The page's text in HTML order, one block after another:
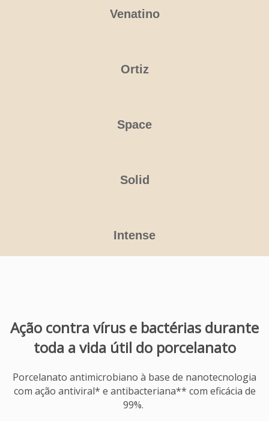
Venatino
Ortiz
Space
Solid
Intense
Ação contra vírus e bactérias durante
toda a vida útil do porcelanato
Porcelanato antimicrobiano à base de nanotecnologia
com ação antiviral* e antibacteriana** com eficácia de
99%.